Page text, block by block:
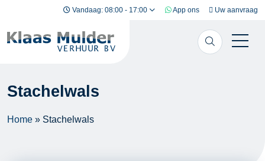
Ga naar inhoud Vandaag: 08:00 - 17:00 App ons Uw aanvraag
Stachelwals
Home » Stachelwals